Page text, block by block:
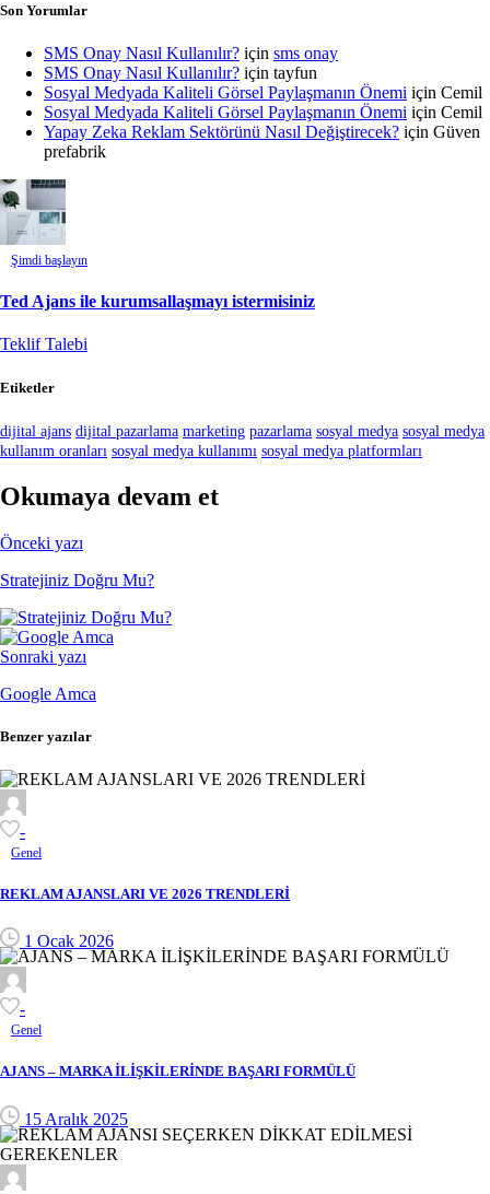
Son Yorumlar
SMS Onay Nasıl Kullanılır? için sms onay
SMS Onay Nasıl Kullanılır? için tayfun
Sosyal Medyada Kaliteli Görsel Paylaşmanın Önemi için Cemil
Sosyal Medyada Kaliteli Görsel Paylaşmanın Önemi için Cemil
Yapay Zeka Reklam Sektörünü Nasıl Değiştirecek? için Güven
prefabrik
Şimdi başlayın
Ted Ajans ile kurumsallaşmayı istermisiniz
Teklif Talebi
Etiketler
dijital ajans dijital pazarlama marketing pazarlama sosyal medya sosyal medya
kullanım oranları sosyal medya kullanımı sosyal medya platformları
Okumaya devam et
Önceki yazı
Stratejiniz Doğru Mu?
Sonraki yazı
Google Amca
Benzer yazılar
-
Genel
REKLAM AJANSLARI VE 2026 TRENDLERİ
1 Ocak 2026
-
Genel
AJANS – MARKA İLİŞKİLERİNDE BAŞARI FORMÜLÜ
15 Aralık 2025